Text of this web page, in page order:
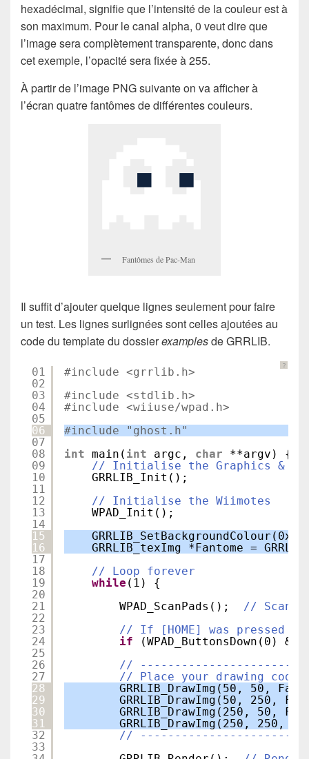
hexadécimal, signifie que l’intensité de la couleur est à
son maximum. Pour le canal alpha, 0 veut dire que
l’image sera complètement transparente, donc dans
cet exemple, l’opacité sera fixée à 255.
À partir de l’image PNG suivante on va afficher à
l’écran quatre fantômes de différentes couleurs.
Fantômes de Pac-Man
Il suffit d’ajouter quelque lignes seulement pour faire
un test. Les lignes surlignées sont celles ajoutées au
code du template du dossierexamplesde GRRLIB.
?
01
02
03
04
05
06
07
08
09
10
11
12
13
14
15
16
17
18
19
20
21
22
23
24
25
26
27
28
29
30
31
32
33
#include <grrlib.h>
#include <stdlib.h>
#include <wiiuse/wpad.h>
#include "ghost.h"
int main( int argc, char
**argv) {
// Initialise the Graphics &
GRRLIB_Init();
// Initialise the Wiimotes
WPAD_Init();
GRRLIB_texImg *Fantome =
// Loop forever
while (1) {
WPAD_ScanPads(); // Scan
// If [HOME] was pressed
if
(WPAD_ButtonsDown(0) &
//
// Place your drawing code
GRRLIB_DrawImg(50, 50,
GRRLIB_DrawImg(50, 250,
GRRLIB_DrawImg(250, 50,
GRRLIB_DrawImg(250, 250,
//